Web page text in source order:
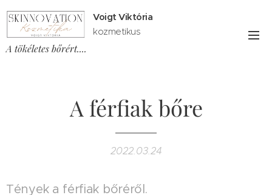
Voigt Viktória
kozmetikus
A tökéletes bőrért....
A férfiak bőre
2022.03.24
Tények a férfiak bőréről.